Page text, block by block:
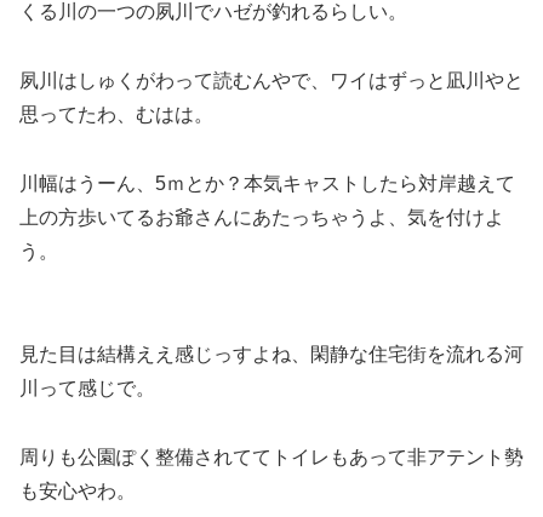
くる川の一つの夙川でハゼが釣れるらしい。
夙川はしゅくがわって読むんやで、ワイはずっと凪川やと
思ってたわ、むはは。
川幅はうーん、5ｍとか？本気キャストしたら対岸越えて
上の方歩いてるお爺さんにあたっちゃうよ、気を付けよ
う。
見た目は結構ええ感じっすよね、閑静な住宅街を流れる河
川って感じで。
周りも公園ぽく整備されててトイレもあって非アテント勢
も安心やわ。